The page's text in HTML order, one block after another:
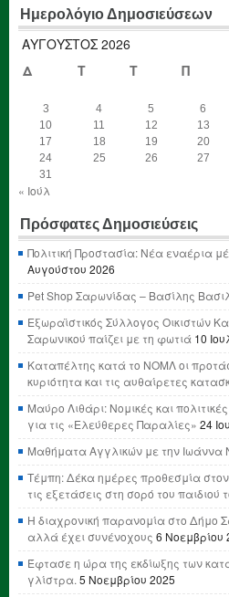
Ημερολόγιο Δημοσιεύσεων
ΑΎΓΟΥΣΤΟΣ 2026
Δ
Τ Τ Π
3
4 5 6
10
11 12 13
17
18 19 20
24
25 26 27
31
« Ιούλ
Πρόσφατες Δημοσιεύσεις
Πολιτική Προστασία: Νέα εναέρια
Αυγούστου 2026
Pet Shop Σαρωνίδας – Βασίλης
Εξωραϊστικός Σύλλογος Οικιστών
Σαρωνικού παίζει με τη φωτιά 10
Καταπέλτης κατά το ΝΟΜΛ οι
κυριότητα και τις αυθαίρετες
Μαύρο Λιθάρι: Νομικές και
για τις «Ελεύθερες Παραλίες» 24
Μαθήματα Αγγλικών με την Ιωάννα
Τέμπη: Δέκα ημέρες προθεσμία
τις εξετάσεις στη σορό του παιδιού
Η διαχρονική παρανομία στο Δήμο
αλλά έχει συνένοχους 6 Νοεμβρίου
Έφτασε η ώρα της εκδίωξης των
γλίστρα. 5 Νοεμβρίου 2025